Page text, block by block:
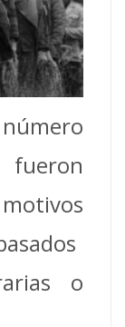
fueron
o